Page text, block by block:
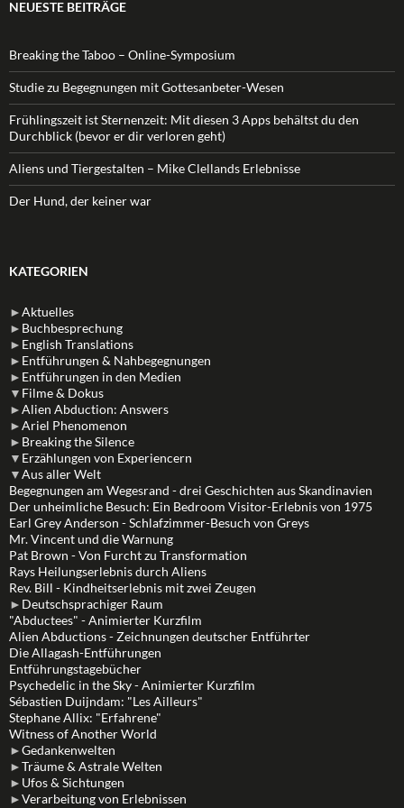
NEUESTE BEITRÄGE
Breaking the Taboo – Online-Symposium
Studie zu Begegnungen mit Gottesanbeter-Wesen
Frühlingszeit ist Sternenzeit: Mit diesen 3 Apps behältst du den
Durchblick (bevor er dir verloren geht)
Aliens und Tiergestalten – Mike Clellands Erlebnisse
Der Hund, der keiner war
KATEGORIEN
►Aktuelles
► Buchbesprechung
► English Translations
► Entführungen & Nahbegegnungen
► Entführungen in den Medien
▼ Filme & Dokus
►Alien Abduction: Answers
►Ariel Phenomenon
► Breaking the Silence
▼ Erzählungen von Experiencern
▼Aus aller Welt
Begegnungen am Wegesrand - drei Geschichten aus Skandinavien
Der unheimliche Besuch: Ein Bedroom Visitor-Erlebnis von 1975
Earl Grey Anderson - Schlafzimmer-Besuch von Greys
Mr. Vincent und die Warnung
Pat Brown - Von Furcht zu Transformation
Rays Heilungserlebnis durch Aliens
Rev. Bill - Kindheitserlebnis mit zwei Zeugen
► Deutschsprachiger Raum
"Abductees" - Animierter Kurzfilm
Alien Abductions - Zeichnungen deutscher Entführter
Die Allagash-Entführungen
Entführungstagebücher
Psychedelic in the Sky - Animierter Kurzfilm
Sébastien Duijndam: "Les Ailleurs"
Stephane Allix: "Erfahrene"
Witness of Another World
►Gedankenwelten
►Träume & Astrale Welten
► Ufos & Sichtungen
►Verarbeitung von Erlebnissen